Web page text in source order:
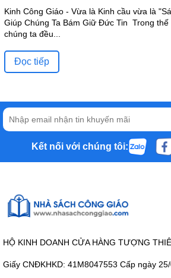
Kinh Công Giáo - Vừa là Kinh cầu vừa là
Giúp Chúng Ta Bám Giữ Đức Tin Trong thế
chúng ta đều...
Đọc tiếp
Kết nối với chúng tôi:
HỘ KINH DOANH CỬA HÀNG TƯỢNG
Giấy CNĐKHKD: 41M8047553 Cấp ngày